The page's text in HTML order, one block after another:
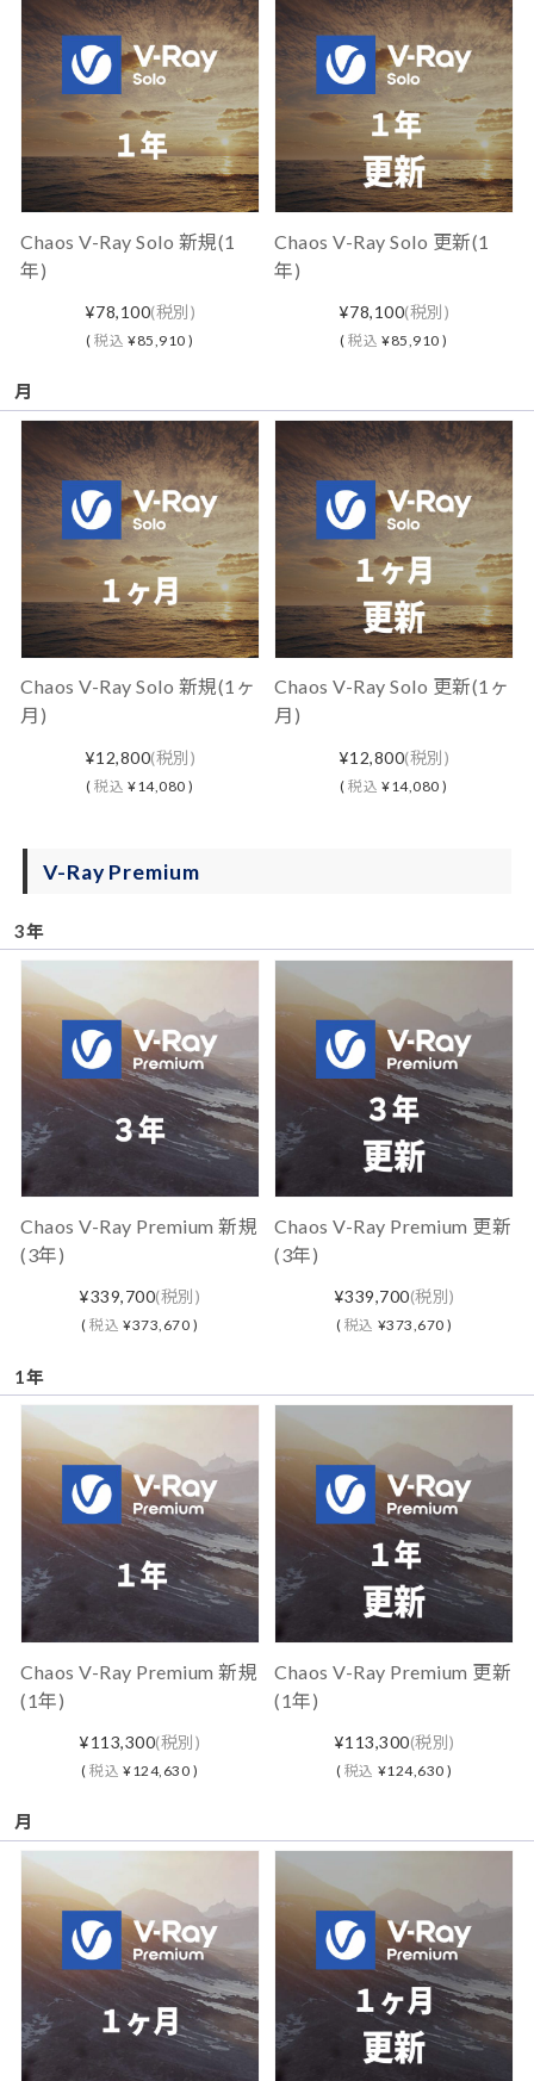
Chaos V-Ray Solo 新規(1
年)
¥78,100(税別)
(税込 ¥85,910 )
Chaos V-Ray Solo 更新(1
年)
¥78,100(税別)
(税込 ¥85,910 )
月
Chaos V-Ray Solo 新規(1ヶ
月)
¥12,800(税別)
(税込 ¥14,080 )
Chaos V-Ray Solo 更新(1ヶ
月)
¥12,800(税別)
(税込 ¥14,080 )
V-Ray Premium
3年
Chaos V-Ray Premium 新規
(3年)
¥339,700(税別)
(税込 ¥373,670 )
Chaos V-Ray Premium 更新
(3年)
¥339,700(税別)
( 税込 ¥373,670 )
1年
Chaos V-Ray Premium 新規
(1年)
¥113,300(税別)
(税込 ¥124,630 )
Chaos V-Ray Premium 更新
(1年)
¥113,300(税別)
( 税込 ¥124,630 )
月